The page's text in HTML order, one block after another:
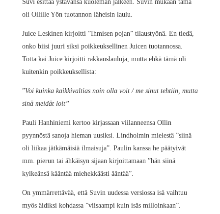
Suvi esittää ystävänsä kuoleman jälkeen. Suvin mukaan tämä
oli Ollille Yön tuotannon läheisin laulu.
Juice Leskinen kirjoitti ”Ihmisen pojan” tilaustyönä. En tiedä,
onko biisi juuri siksi poikkeuksellinen Juicen tuotannossa.
Totta kai Juice kirjoitti rakkauslauluja, mutta ehkä tämä oli
kuitenkin poikkeuksellista:
”Voi kuinka kaikkivaltias noin olla voit / me sinut tehtiin, mutta
sinä meidät loit”
Pauli Hanhiniemi kertoo kirjassaan viilanneensa Ollin
pyynnöstä sanoja hieman uusiksi. Lindholmin mielestä ”siinä
oli liikaa jätkämäisiä ilmaisuja”. Paulin kanssa he päätyivät
mm. pierun tai ähkäisyn sijaan kirjoittamaan ”hän siinä
kylkeänsä kääntää miehekkäästi ääntää”.
On ymmärrettävää, että Suvin uudessa versiossa isä vaihtuu
myös äidiksi kohdassa ”viisaampi kuin isäs milloinkaan”.